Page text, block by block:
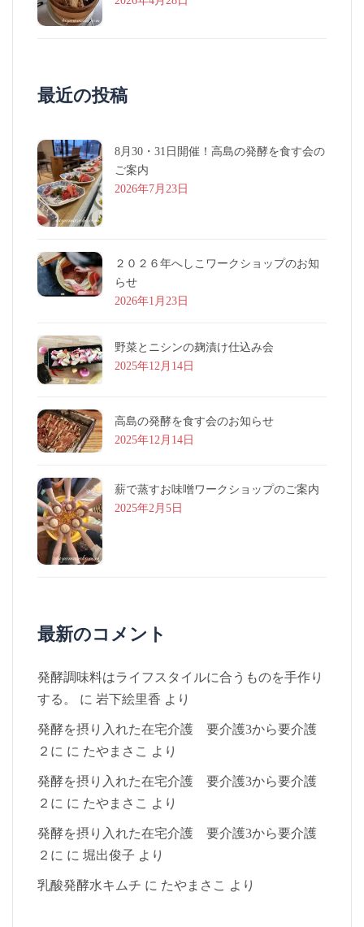
最近の投稿
8月30・31日開催！高島の発酵を食す会の
ご案内
2026年7月23日
２０２６年へしこワークショップのお知
らせ
2026年1月23日
野菜とニシンの麹漬け仕込み会
2025年12月14日
高島の発酵を食す会のお知らせ
2025年12月14日
薪で蒸すお味噌ワークショップのご案内
2025年2月5日
最新のコメント
発酵調味料はライフスタイルに合うものを手作り
する。
に 岩下絵里香 より
発酵を摂り入れた在宅介護 要介護3から要介護
２に に たやまさこ より
発酵を摂り入れた在宅介護 要介護3から要介護
２に に たやまさこ より
発酵を摂り入れた在宅介護 要介護3から要介護
２に に 堀出俊子 より
乳酸発酵水キムチ に たやまさこ より